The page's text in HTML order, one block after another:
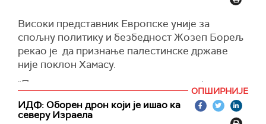
"То не може да деси у наше име", поручили су у
писму.
Очекује се да ће писмо бити достављено
председници Европске комисије Урсули фон
дер Лајен, председници Европског парламента
Роберти Метсоли и председнику Европског
савета Шарлу Мишелу.
Високи представник Европске уније за
спољну политику и безбедност Жозеп Борељ
рекао је да признање палестинске државе
није поклон Хамасу.
"Признавање палестинске државе није поклон
Према његовим речима, ЕУ је разговарала,
ОПШИРНИЈЕ
ИДФ: Оборен дрон који је ишао ка
северу Израела